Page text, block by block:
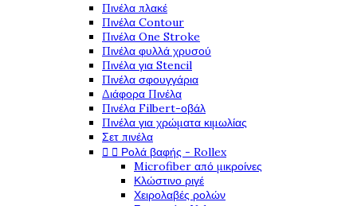
Πινέλα πλακέ
Πινέλα Contour
Πινέλα One Stroke
Πινέλα φυλλά χρυσού
Πινέλα για Stencil
Πινέλα σφουγγάρια
Διάφορα Πινέλα
Πινέλα Filbert-οβάλ
Πινέλα για χρώματα κιμωλίας
Σετ πινέλα
  Ρολά βαφής - Rollex
Microfiber από μικροίνες
Κλώστινο ριγέ
Χειρολαβές ρολών